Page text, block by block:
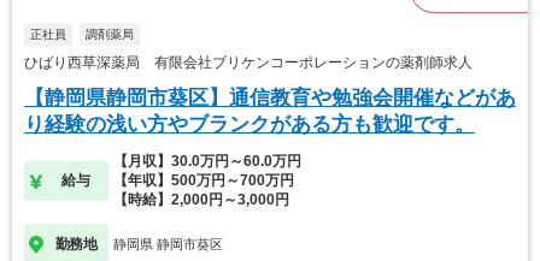
正社員 調剤薬局
ひばり西草深薬局 有限会社ブリケンコーポレーションの薬剤師求人
【静岡県静岡市葵区】通信教育や勉強会開催などがあ
り経験の浅い方やブランクがある方も歓迎です。
給与
【月収】30.0万円～60.0万円
【年収】500万円～700万円
【時給】2,000円～3,000円
勤務地 静岡県 静岡市葵区